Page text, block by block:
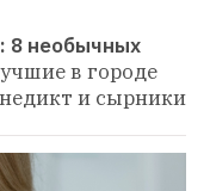
8 необычных
в городе
и сырники